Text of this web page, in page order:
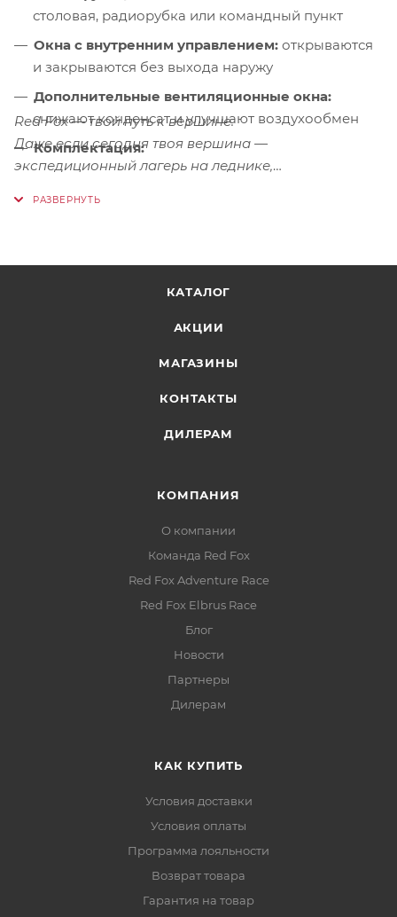
столовая, радиорубка или командный пункт
Окна с внутренним управлением: открываются
и закрываются без выхода наружу
Дополнительные вентиляционные окна:
снижают конденсат и улучшают воздухообмен
Комплектация:
Колышки: 14 шт. N-1 SOLID PIN PEG + 6 шт. N-
Red Fox — твой путь к вершине.
Даже если сегодня твоя вершина —
экспедиционный лагерь на леднике,
КАТАЛОГ
АКЦИИ
МАГАЗИНЫ
КОНТАКТЫ
ДИЛЕРАМ
КОМПАНИЯ
О компании
Команда Red Fox
Red Fox Adventure Race
Red Fox Elbrus Race
Блог
Новости
Партнеры
Дилерам
КАК КУПИТЬ
Условия доставки
Условия оплаты
Программа лояльности
Возврат товара
Гарантия на товар